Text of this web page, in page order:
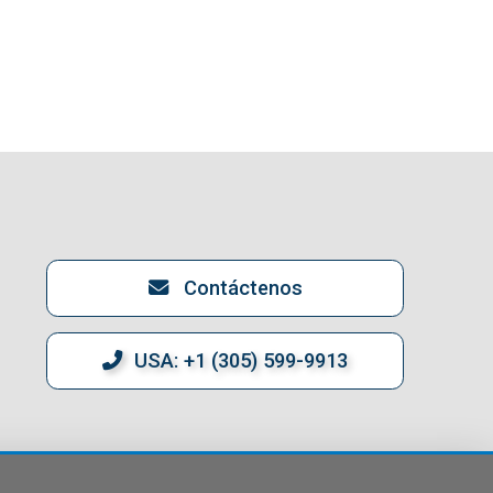
Contáctenos
USA: +1 (305) 599-9913